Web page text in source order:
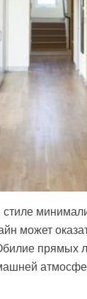
стиле
может
прямых